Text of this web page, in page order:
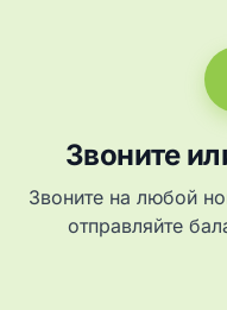
Звоните
Звоните на любой
отправляйте